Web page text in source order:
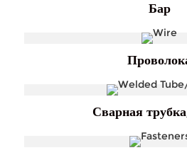
Бар
Сварная